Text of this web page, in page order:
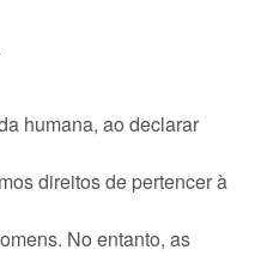
humana, ao declarar
direitos de pertencer à
No entanto, as